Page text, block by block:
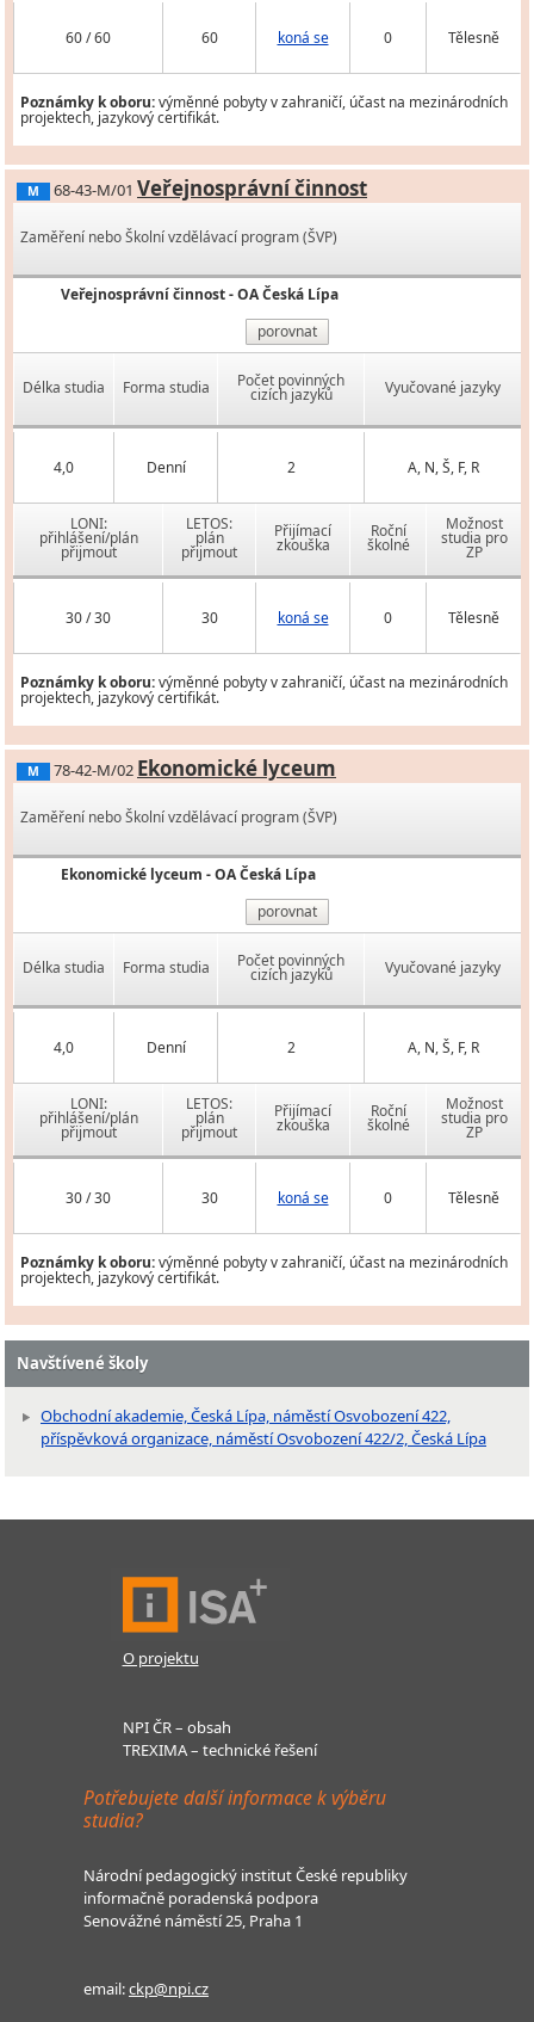
60 / 60 60 koná se 0 Tělesně
Poznámky k oboru:výměnné pobyty v zahraničí, účast na mezinárodních
projektech, jazykový certifikát.
M 68-43-M/01 Veřejnosprávní činnost
Zaměření nebo Školní vzdělávací program (ŠVP)
Veřejnosprávní činnost - OA Česká Lípa
porovnat
Délka studia Forma studia Počet povinných
cizích jazyků Vyučované jazyky
4,0 Denní 2 A, N, Š, F, R
LONI:
přihlášení/plán
přijmout
LETOS:
plán
přijmout
Přijímací
zkouška
Roční
školné
Možnost
studia pro
ZP
30 / 30 30 koná se 0 Tělesně
Poznámky k oboru:výměnné pobyty v zahraničí, účast na mezinárodních
projektech, jazykový certifikát.
M 78-42-M/02 Ekonomické lyceum
Zaměření nebo Školní vzdělávací program (ŠVP)
Ekonomické lyceum - OA Česká Lípa
porovnat
Délka studia Forma studia Počet povinných
cizích jazyků Vyučované jazyky
4,0 Denní 2 A, N, Š, F, R
LONI:
přihlášení/plán
přijmout
LETOS:
plán
přijmout
Přijímací
zkouška
Roční
školné
Možnost
studia pro
ZP
30 / 30 30 koná se 0 Tělesně
Poznámky k oboru:výměnné pobyty v zahraničí, účast na mezinárodních
projektech, jazykový certifikát.
Navštívené školy
Obchodní akademie, Česká Lípa, náměstí Osvobození 422,
příspěvková organizace, náměstí Osvobození 422/2, Česká Lípa
O projektu
NPI ČR – obsah
TREXIMA – technické řešení
Potřebujete další informace k výběru
studia?
Národní pedagogický institut České republiky
informačně poradenská podpora
Senovážné náměstí 25, Praha 1
email:ckp@npi.cz